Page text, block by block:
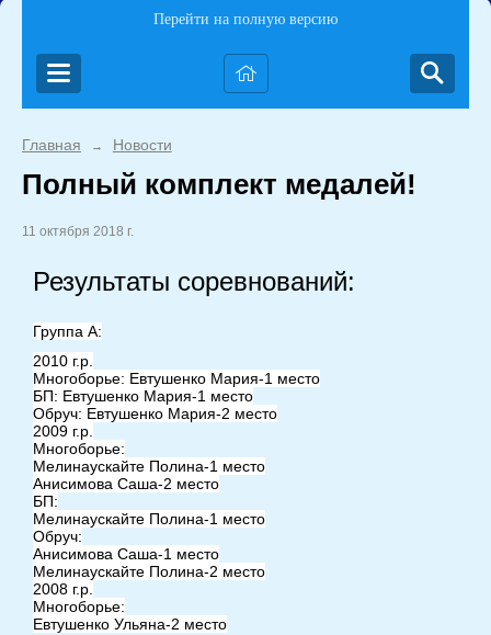
Перейти на полную версию
Главная → Новости
Полный комплект медалей!
11 октября 2018 г.
Результаты соревнований:
Группа А:
2010 г.р.
Многоборье: Евтушенко Мария-1 место
БП: Евтушенко Мария-1 место
Обруч: Евтушенко Мария-2 место
2009 г.р.
Многоборье:
Мелинаускайте Полина-1 место
Анисимова Саша-2 место
БП:
Мелинаускайте Полина-1 место
Обруч:
Анисимова Саша-1 место
Мелинаускайте Полина-2 место
2008 г.р.
Многоборье:
Евтушенко Ульяна-2 место